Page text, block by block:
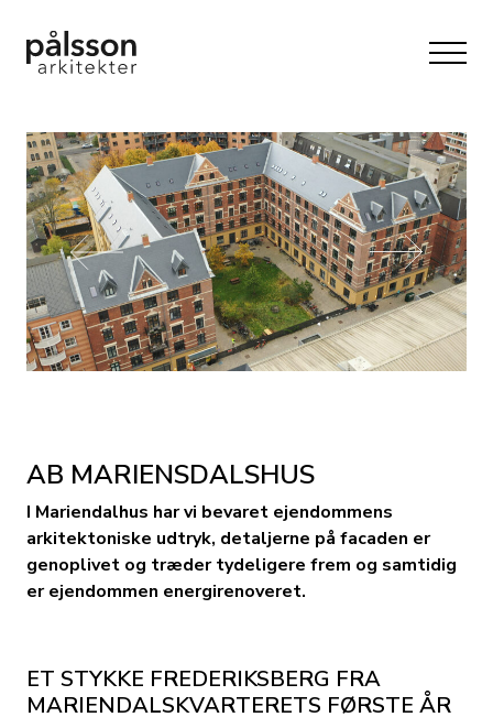
AB MARIENSDALSHUS
I Mariendalhus har vi bevaret ejendommens
arkitektoniske udtryk, detaljerne på facaden er
genoplivet og træder tydeligere frem og samtidig
er ejendommen energirenoveret.
ET STYKKE FREDERIKSBERG FRA
MARIENDALSKVARTERETS FØRSTE ÅR